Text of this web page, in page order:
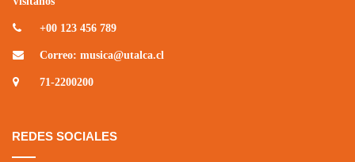
+00 123 456 789
Correo: musica@utalca.cl
71-2200200
REDES SOCIALES